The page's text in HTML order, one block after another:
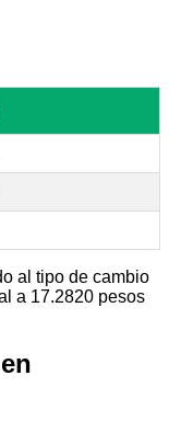
al tipo de cambio
a 17.2820 pesos